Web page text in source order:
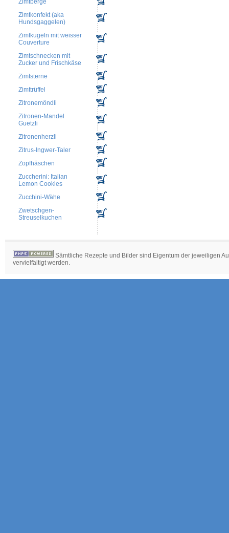
Zimtberge
Zimtkonfekt (aka
Hundsgaggelen)
Zimtkugeln mit weisser
Couverture
Zimtschnecken mit
Zucker und Frischkäse
Zimtsterne
Zimttrüffel
Zitronemöndli
Zitronen-Mandel
Guetzli
Zitronenherzli
Zitrus-Ingwer-Taler
Zopfhäschen
Zuccherini: Italian
Lemon Cookies
Zucchini-Wähe
Zwetschgen-
Streuselkuchen
Sämtliche Rezepte und Bilder sind Eigentum der jeweiligen
vervielfältigt werden.